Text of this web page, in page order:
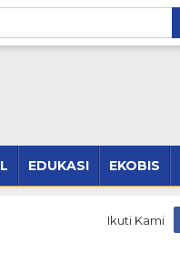
EDUKASI EKOBIS
Ikuti Kami